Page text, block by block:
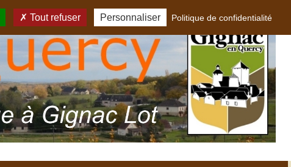
Tout refuser Personnaliser Politique de confidentialité